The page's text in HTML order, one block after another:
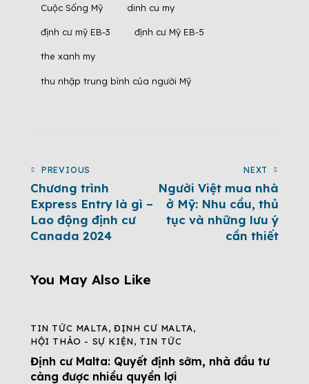
Cuộc Sống Mỹ dinh cu my
định cư mỹ EB-3 định cư Mỹ EB-5
the xanh my
thu nhập trung bình của người Mỹ
PREVIOUS
Chương trình
Express Entry là gì –
Lao động định cư
Canada 2024
NEXT
Người Việt mua nhà
ở Mỹ: Nhu cầu, thủ
tục và những lưu ý
cần thiết
You May Also Like
TIN TỨC MALTA,ĐỊNH CƯ MALTA,
HỘI THẢO - SỰ KIỆN, TIN TỨC
Định cư Malta: Quyết định sớm, nhà đầu tư
càng được nhiều quyền lợi